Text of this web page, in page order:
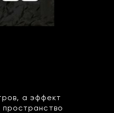
а эффект
пространство